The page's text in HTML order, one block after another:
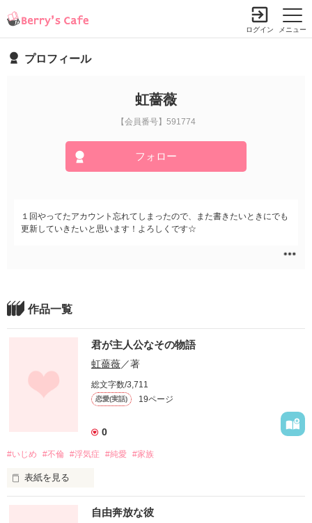
メニュー
ログイン
プロフィール
虹薔薇
【会員番号】591774
フォロー
１回やってたアカウント忘れてしまったので、また書きたいときにでも
更新していきたいと思います！よろしくです☆
作品一覧
君が主人公なその物語
虹薔薇／著
総文字数/3,711
恋愛(実話) 19ページ
0
#いじめ #不倫 #浮気症 #純愛 #家族
表紙を見る
自由奔放な彼